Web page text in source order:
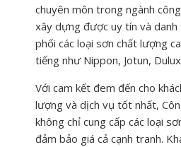
chuyên môn trong ngành
xây dựng được uy tín và
phối các loại sơn chất lượng
tiếng như Nippon, Jotun,
Với cam kết đem đến cho
lượng và dịch vụ tốt nhất,
không chỉ cung cấp các loại
đảm bảo giá cả cạnh tranh.